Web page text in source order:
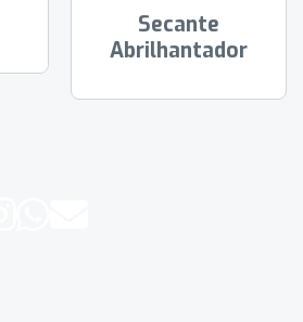
Secante
Abrilhantador